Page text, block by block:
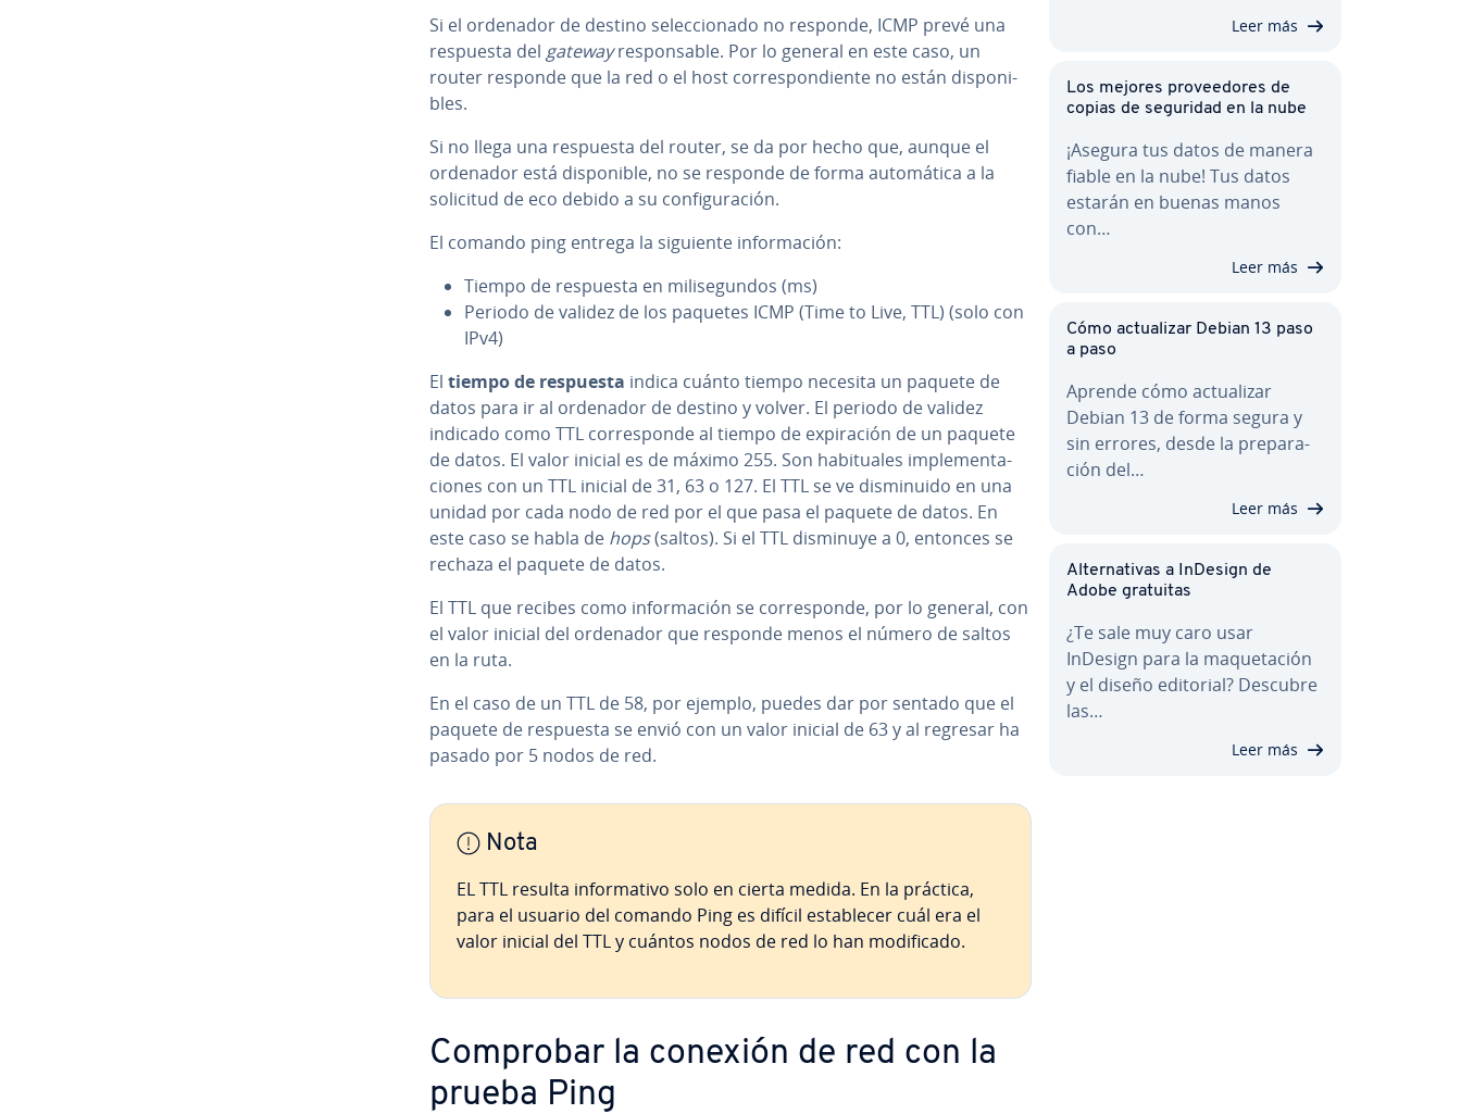
Si el ordenador de destino se­le­c­cio­na­do no responde, ICMP prevé una
respuesta del gatewayre­s­po­n­sa­ble. Por lo general en este caso, un
router responde que la red o el host co­rre­s­po­n­die­n­te no están di­s­po­ni­
bles.
Si no llega una respuesta del router, se da por hecho que, aunque el
ordenador está di­s­po­ni­ble, no se responde de forma au­to­má­ti­ca a la
solicitud de eco debido a su co­n­fi­gu­ra­ción.
El comando ping entrega la siguiente in­fo­r­ma­ción:
Tiempo de respuesta en mi­li­se­gu­n­dos (ms)
Periodo de validez de los paquetes ICMP (Time to Live, TTL) (solo con
IPv4)
El tiempo de respuesta indica cuánto tiempo necesita un paquete de
datos para ir al ordenador de destino y volver. El periodo de validez
indicado como TTL co­rre­s­po­n­de al tiempo de ex­pi­ra­ción de un paquete
de datos. El valor inicial es de máximo 255. Son ha­bi­tua­les im­ple­me­n­ta­
cio­nes con un TTL inicial de 31, 63 o 127. El TTL se ve di­s­mi­nui­do en una
unidad por cada nodo de red por el que pasa el paquete de datos. En
este caso se habla de hops(saltos). Si el TTL disminuye a 0, entonces se
rechaza el paquete de datos.
El TTL que recibes como in­fo­r­ma­ción se co­rre­s­po­n­de, por lo general, con
el valor inicial del ordenador que responde menos el número de saltos
en la ruta.
En el caso de un TTL de 58, por ejemplo, puedes dar por sentado que el
paquete de respuesta se envió con un valor inicial de 63 y al regresar ha
pasado por 5 nodos de red.
Nota
EL TTL resulta in­fo­r­ma­ti­vo solo en cierta medida. En la práctica,
para el usuario del comando Ping es difícil es­ta­ble­cer cuál era el
valor inicial del TTL y cuántos nodos de red lo han mo­di­fi­ca­do.
Comprobar la conexión de red con la
prueba Ping
Leer más
Los mejores pro­vee­do­res de
copias de seguridad en la nube
¡Asegura tus datos de manera
fiable en la nube! Tus datos
estarán en buenas manos
con…
Leer más
Cómo ac­tua­li­zar Debian 13 paso
a paso
Aprende cómo ac­tua­li­zar
Debian 13 de forma segura y
sin errores, desde la pre­pa­ra­
ción del…
Leer más
Al­te­r­na­ti­vas a InDesign de
Adobe gratuitas
¿Te sale muy caro usar
InDesign para la ma­que­ta­ción
y el diseño editorial? Descubre
las…
Leer más